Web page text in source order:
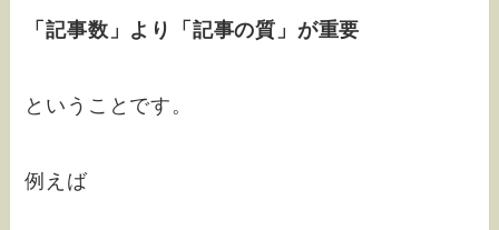
「記事数」より「記事の質」が重要
ということです。
例えば